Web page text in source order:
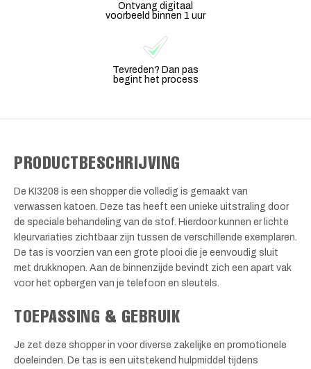
Ontvang digitaal
voorbeeld binnen 1 uur
Tevreden? Dan pas
begint het process
PRODUCTBESCHRIJVING
De KI3208 is een shopper die volledig is gemaakt van
verwassen katoen. Deze tas heeft een unieke uitstraling door
de speciale behandeling van de stof. Hierdoor kunnen er lichte
kleurvariaties zichtbaar zijn tussen de verschillende exemplaren.
De tas is voorzien van een grote plooi die je eenvoudig sluit
met drukknopen. Aan de binnenzijde bevindt zich een apart vak
voor het opbergen van je telefoon en sleutels.
TOEPASSING & GEBRUIK
Je zet deze shopper in voor diverse zakelijke en promotionele
doeleinden. De tas is een uitstekend hulpmiddel tijdens